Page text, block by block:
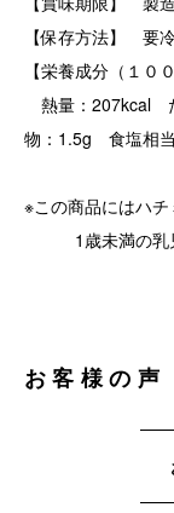
【保存方法】 要
【栄養成分（１０
熱量：207kcal
物：1.5g 食塩相
※この商品にはハチ
1歳未満の乳児
お客様の声